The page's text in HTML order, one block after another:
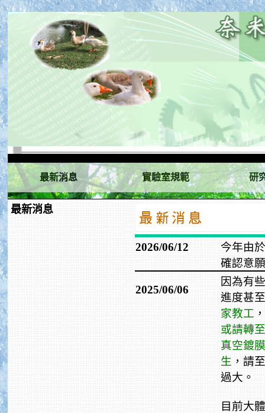
最新消息 實驗室規範 研
最新消息
2026/06/12
今年由
確認意
2025/06/06
因為有
進度甚
家教工
或請轉
真空鍍膜
生 ，請
過大。
目前大